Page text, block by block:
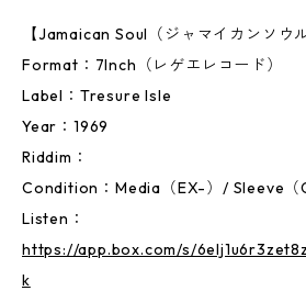
【Jamaican Soul（ジャマイカンソウ
Format：7Inch（レゲエレコード）
Label：Tresure Isle
Year：1969
Riddim：
Condition：Media（EX-）/ Sleeve（
Listen：
https://app.box.com/s/
k